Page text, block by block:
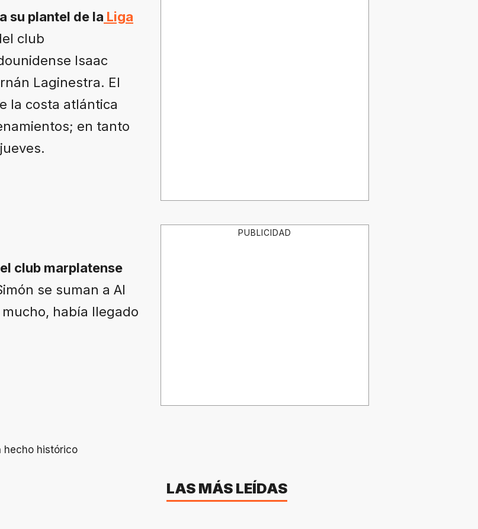
su plantel de la Liga
club
Isaac
Laginestra. El
la costa atlántica
en tanto
club marplatense
se suman a Al
había llegado
PUBLICIDAD
LAS MÁS LEÍDAS